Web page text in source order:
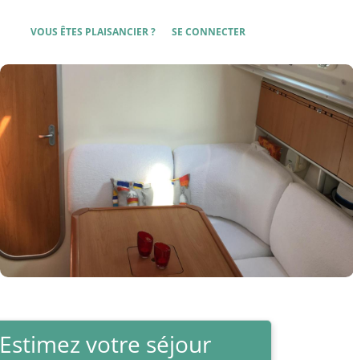
User account menu
VOUS ÊTES PLAISANCIER ? SE CONNECTER
Estimez votre séjour